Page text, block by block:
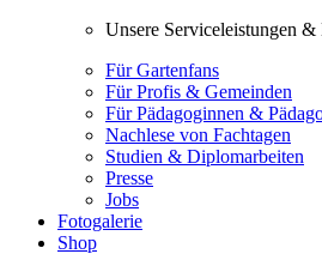
Unsere Serviceleistungen
Für Gartenfans
Für Profis & Gemeinden
Für Pädagoginnen &
Nachlese von Fachtagen
Studien & Diplomarbeiten
Presse
Jobs
Fotogalerie
Shop